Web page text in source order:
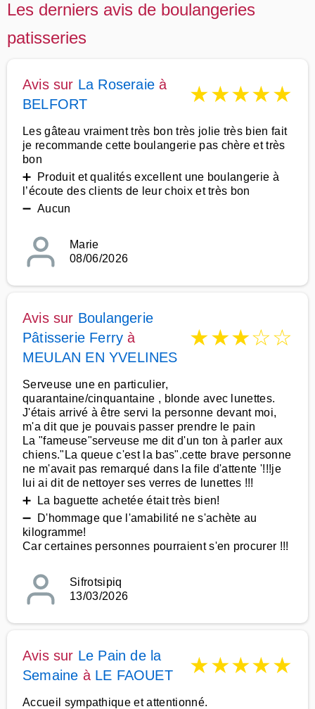
Les derniers avis de boulangeries
patisseries
Avis sur La Roseraie à
BELFORT
★★★★★
Les gâteau vraiment très bon très jolie très bien fait
je recommande cette boulangerie pas chère et très
bon
➕ Produit et qualités excellent une boulangerie à
l’écoute des clients de leur choix et très bon
➖ Aucun
Marie
08/06/2026
Avis sur Boulangerie
Pâtisserie Ferry à
MEULAN EN YVELINES
★★★☆☆
Serveuse une en particulier,
quarantaine/cinquantaine , blonde avec lunettes.
J'étais arrivé à être servi la personne devant moi,
m'a dit que je pouvais passer prendre le pain
La "fameuse"serveuse me dit d'un ton à parler aux
chiens."La queue c'est la bas".cette brave personne
ne m'avait pas remarqué dans la file d'attente '!!!je
lui ai dit de nettoyer ses verres de lunettes !!!
➕ La baguette achetée était très bien!
➖ D'hommage que l'amabilité ne s'achète au
kilogramme!
Car certaines personnes pourraient s'en procurer !!!
Sifrotsipiq
13/03/2026
Avis sur Le Pain de la
Semaine à LE FAOUET ★★★★★
Accueil sympathique et attentionné.